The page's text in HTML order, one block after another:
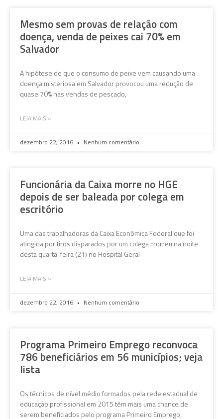
Mesmo sem provas de relação com
doença, venda de peixes cai 70% em
Salvador
A hipótese de que o consumo de peixe vem causando uma
doença misteriosa em Salvador provocou uma redução de
quase 70% nas vendas de pescado,
LEIA MAIS »
dezembro 22, 2016 Nenhum comentário
Funcionária da Caixa morre no HGE
depois de ser baleada por colega em
escritório
Uma das trabalhadoras da Caixa Econômica Federal que foi
atingida por tiros disparados por um colega morreu na noite
desta quarta-feira (21) no Hospital Geral
LEIA MAIS »
dezembro 22, 2016 Nenhum comentário
Programa Primeiro Emprego reconvoca
786 beneficiários em 56 municípios; veja
lista
Os técnicos de nível médio formados pela rede estadual de
educação profissional em 2015 têm mais uma chance de
serem beneficiados pelo programa Primeiro Emprego,